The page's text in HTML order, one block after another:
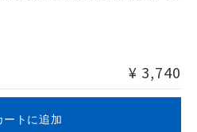
可能性があります。
¥ 3,740
ートに追加